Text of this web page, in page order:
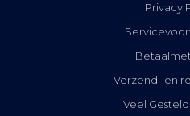
Privacy
Verzend- en
Veel